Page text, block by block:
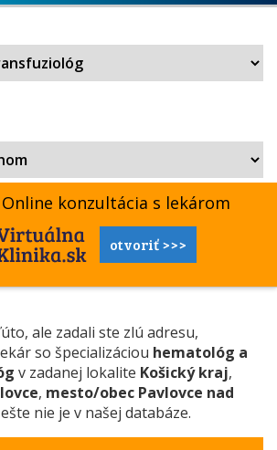
konzultácia s lekárom
otvoriť >>>
ale zadali ste zlú adresu,
so špecializáciou hematológ a
v zadanej lokalite Košický kraj,
, mesto/obec Pavlovce nad
ešte nie je v našej databáze.